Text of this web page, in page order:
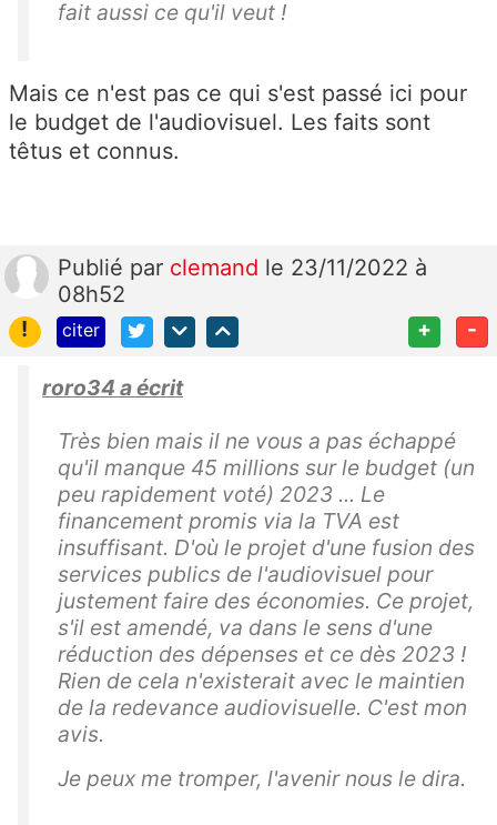
fait aussi ce qu'il veut !
Mais ce n'est pas ce qui s'est passé ici pour
le budget de l'audiovisuel. Les faits sont
têtus et connus.
Publié par clemand le 23/11/2022 à
08h52
!
citer + -
roro34 a écrit
Très bien mais il ne vous a pas échappé
qu'il manque 45 millions sur le budget (un
peu rapidement voté) 2023 ... Le
financement promis via la TVA est
insuffisant. D'où le projet d'une fusion des
services publics de l'audiovisuel pour
justement faire des économies. Ce projet,
s'il est amendé, va dans le sens d'une
réduction des dépenses et ce dès 2023 !
Rien de cela n'existerait avec le maintien
de la redevance audiovisuelle. C'est mon
avis.
Je peux me tromper, l'avenir nous le dira.